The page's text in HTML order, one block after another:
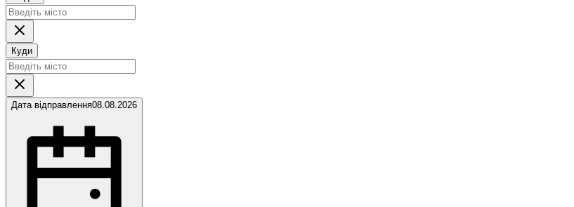
Куди
Дата відправлення08.08.2026